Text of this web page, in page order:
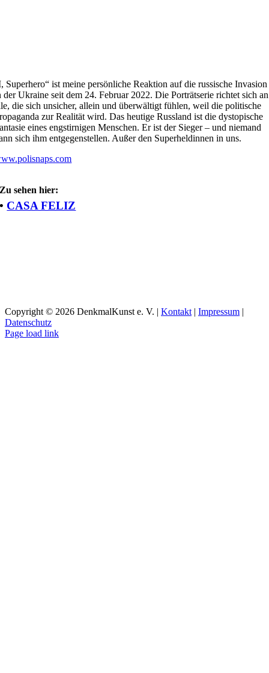
Superhero“ ist meine persönliche Reaktion auf die russische Invasion
der Ukraine seit dem 24. Februar 2022. Die Porträtserie richtet sich an
die sich unsicher, allein und überwältigt fühlen, weil die politische
zur Realität wird. Das heutige Russland ist die dystopische
eines engstirnigen Menschen. Er ist der Sieger – und niemand
sich ihm entgegenstellen. Außer den Superheldinnen in uns.
Zu sehen hier:
• CASA FELIZ
Copyright © 2026 DenkmalKunst e. V. | Kontakt | Impressum |
Datenschutz
Facebook
Instagram
YouTube
Page load link